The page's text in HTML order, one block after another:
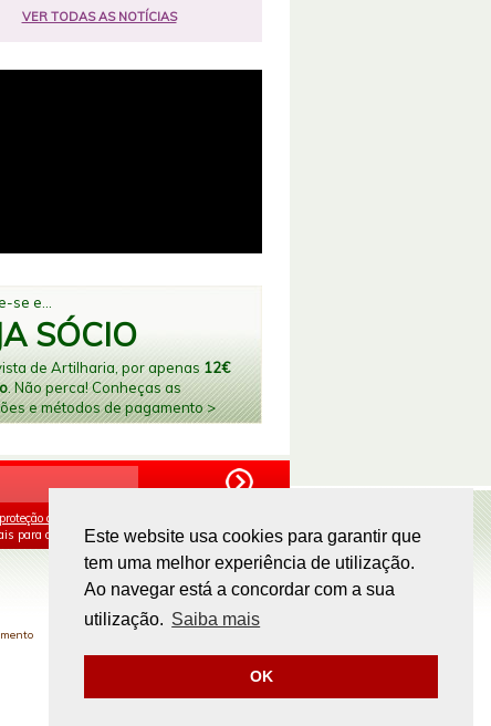
Este website usa cookies para garantir que
tem uma melhor experiência de utilização.
Ao navegar está a concordar com a sua
utilização. Saiba mais
OK
VER TODAS AS NOTÍCIAS
se e...
SÓCIO
de Artilharia, por apenas 12€
. Não perca! Conheças as
e métodos de pagamento >
de dados
para os fins mencionados.
PAGAMENTOS ONLINE